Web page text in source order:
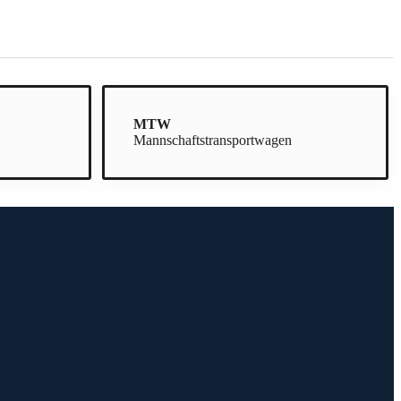
MTW
Mannschaftstransportwagen